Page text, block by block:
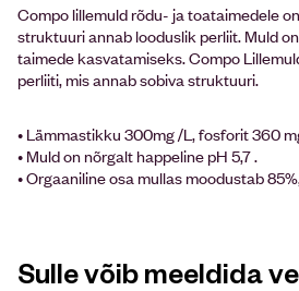
Compo lillemuld rõdu- ja toataimedele
struktuuri annab looduslik perliit. Muld
taimede kasvatamiseks. Compo
perliiti, mis annab sobiva struktuuri.
• Lämmastikku 300mg /L, fosforit 360
• Muld on nõrgalt happeline pH 5,7 .
• Orgaaniline osa mullas moodustab
Sulle võib meeldida